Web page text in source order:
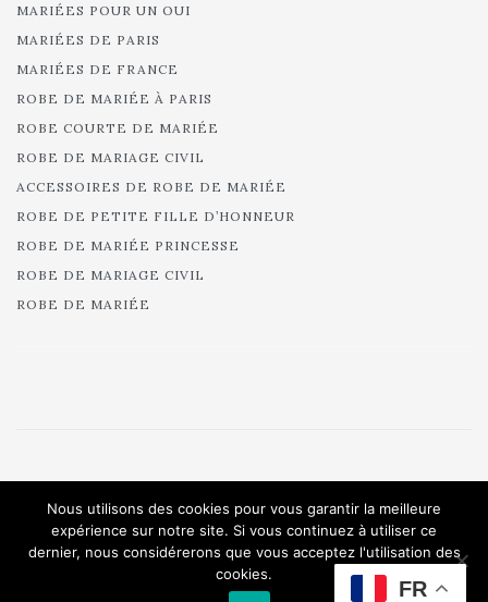
MARIÉES POUR UN OUI
MARIÉES DE PARIS
MARIÉES DE FRANCE
ROBE DE MARIÉE À PARIS
ROBE COURTE DE MARIÉE
ROBE DE MARIAGE CIVIL
ACCESSOIRES DE ROBE DE MARIÉE
ROBE DE PETITE FILLE D’HONNEUR
ROBE DE MARIÉE PRINCESSE
ROBE DE MARIAGE CIVIL
ROBE DE MARIÉE
All rights reserved.
FR
Nous utilisons des cookies pour vous garantir la meilleure
expérience sur notre site. Si vous continuez à utiliser ce
dernier, nous considérerons que vous acceptez l'utilisation des
cookies.